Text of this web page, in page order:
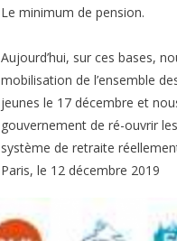
Le minimum de pension.
Aujourd’hui, sur ces bases,
mobilisation de l’ensemble
jeunes le 17 décembre et
gouvernement de ré-ouvrir
système de retraite
Paris, le 12 décembre 2019